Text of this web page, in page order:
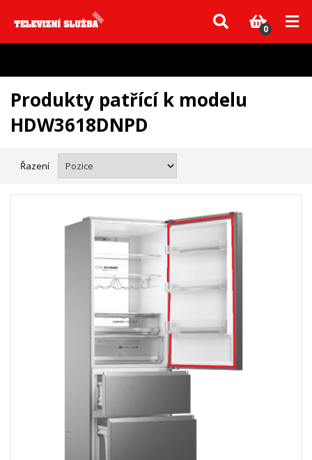
Vzhledem k aktuální situaci se může dodání dílů, které nejsou skladem,
zpozdit. Děkujeme za pochopení.
0
Produkty patřící k modelu
HDW3618DNPD
Řazení